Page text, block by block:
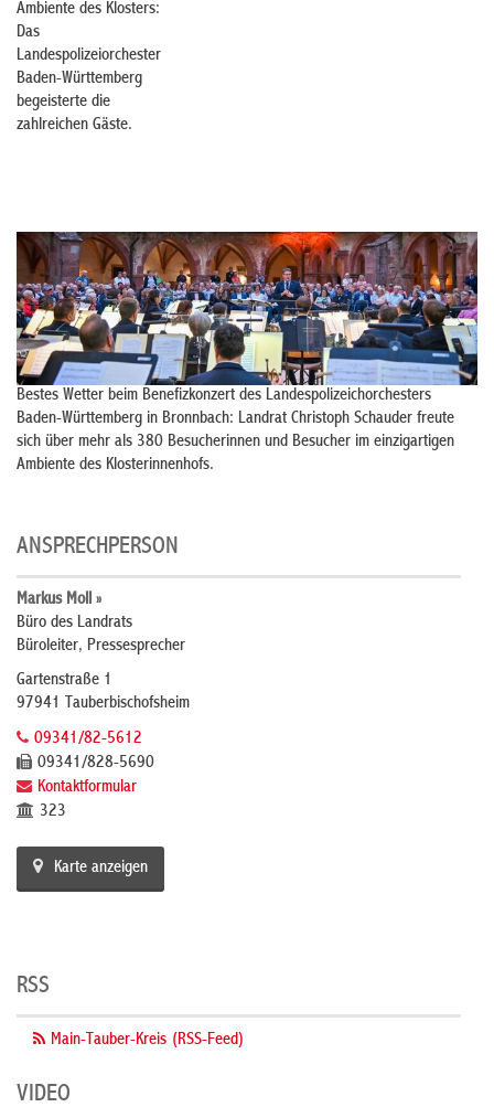
Ambiente des Klosters:
Das
Landespolizeiorchester
Baden-Württemberg
begeisterte die
zahlreichen Gäste.
Bestes Wetter beim Benefizkonzert des Landespolizeichorchesters
Baden-Württemberg in Bronnbach: Landrat Christoph Schauder freute
sich über mehr als 380 Besucherinnen und Besucher im einzigartigen
Ambiente des Klosterinnenhofs.
ANSPRECHPERSON
Markus Moll »
Büro des Landrats
Büroleiter, Pressesprecher
Gartenstraße 1
97941 Tauberbischofsheim
09341/82-5612
09341/828-5690
Kontaktformular
323
Karte anzeigen
RSS
Main-Tauber-Kreis (RSS-Feed)
VIDEO